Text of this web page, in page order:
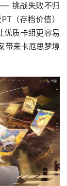
挑战失败不归
（存档价值）
优质卡组更容易
带来卡厄思梦境